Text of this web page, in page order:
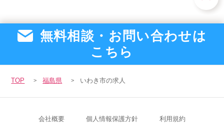
無料相談・お問い合わせは
こちら
TOP 福島県 いわき市の求人
会社概要 個人情報保護方針 利用規約